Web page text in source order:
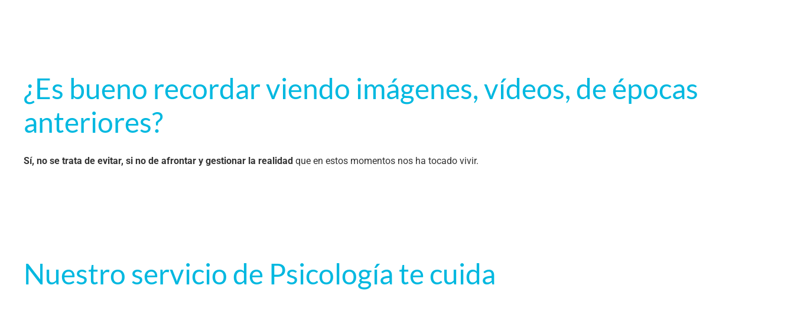
¿Es bueno recordar viendo imágenes, vídeos, de épocas
anteriores?
Sí, no se trata de evitar, si no de afrontar y gestionar la realidad que en estos momentos nos ha tocado vivir.
Nuestro servicio de Psicología te cuida